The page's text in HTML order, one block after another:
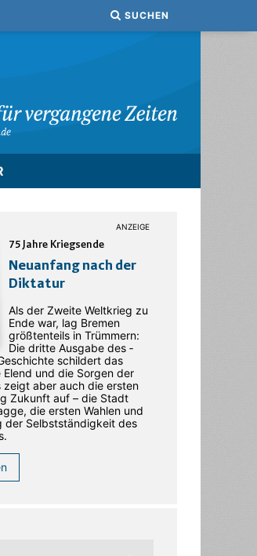
SUCHEN
75 Jahre Kriegsende
Neuanfang nach der
Diktatur
Als der Zweite Weltkrieg zu
Ende war, lag Bremen
größtenteils in Trümmern:
Die dritte Ausgabe des ­
schildert das
und die Sorgen der
zeigt aber auch die ersten
Zukunft auf – die Stadt
die ersten Wahlen und
der Selbstständigkeit des